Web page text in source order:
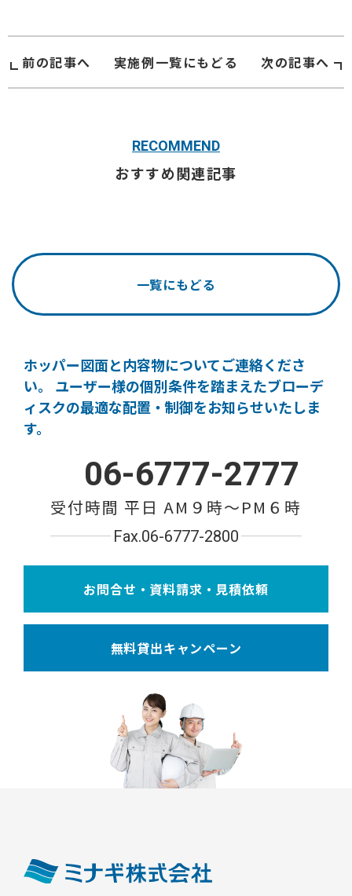
前の記事へ 実施例一覧にもどる 次の記事へ
RECOMMEND
おすすめ関連記事
一覧にもどる
ホッパー図面と内容物についてご連絡くださ
い。
ユーザー様の個別条件を踏まえたブローデ
ィスクの最適な配置・制御をお知らせいたしま
す。
06-6777-2777
受付時間 平日 AM９時〜PM６時
Fax.06-6777-2800
お問合せ・資料請求・見積依頼
無料貸出キャンペーン